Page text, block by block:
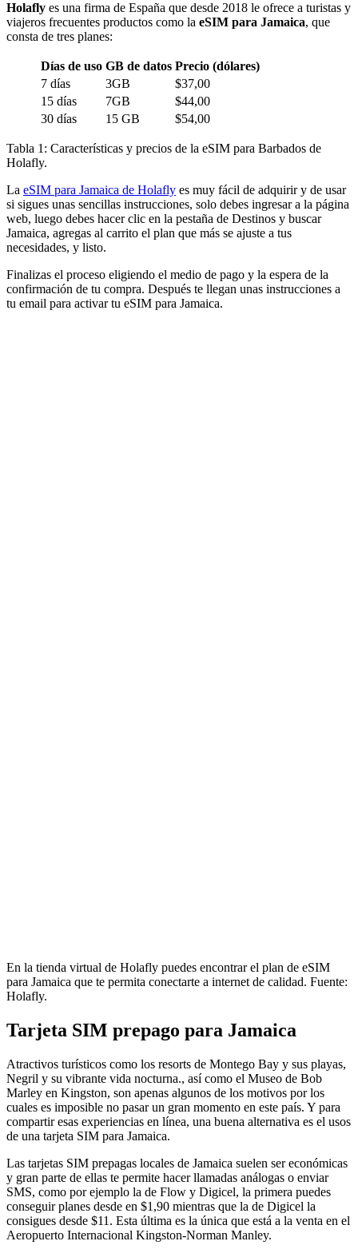
Holafly es una firma de España que desde 2018 le ofrece a turistas y
viajeros frecuentes productos como la eSIM para Jamaica, que
consta de tres planes:
Días de uso GB de datos Precio (dólares)
7 días
3GB
$37,00
15 días
7GB
$44,00
30 días
15 GB $54,00
Tabla 1: Características y precios de la eSIM para Barbados de
Holafly.
La eSIM para Jamaica de Holafly es muy fácil de adquirir y de usar
si sigues unas sencillas instrucciones, solo debes ingresar a la página
web, luego debes hacer clic en la pestaña de Destinos y buscar
Jamaica, agregas al carrito el plan que más se ajuste a tus
necesidades, y listo.
Finalizas el proceso eligiendo el medio de pago y la espera de la
confirmación de tu compra. Después te llegan unas instrucciones a
tu email para activar tu eSIM para Jamaica.
En la tienda virtual de Holafly puedes encontrar el plan de eSIM
para Jamaica que te permita conectarte a internet de calidad. Fuente:
Holafly.
Tarjeta SIM prepago para Jamaica
Atractivos turísticos como los resorts de Montego Bay y sus playas,
Negril y su vibrante vida nocturna., así como el Museo de Bob
Marley en Kingston, son apenas algunos de los motivos por los
cuales es imposible no pasar un gran momento en este país. Y para
compartir esas experiencias en línea, una buena alternativa es el usos
de una tarjeta SIM para Jamaica.
Las tarjetas SIM prepagas locales de Jamaica suelen ser económicas
y gran parte de ellas te permite hacer llamadas análogas o enviar
SMS, como por ejemplo la de Flow y Digicel, la primera puedes
conseguir planes desde en $1,90 mientras que la de Digicel la
consigues desde $11. Esta última es la única que está a la venta en el
Aeropuerto Internacional Kingston-Norman Manley.